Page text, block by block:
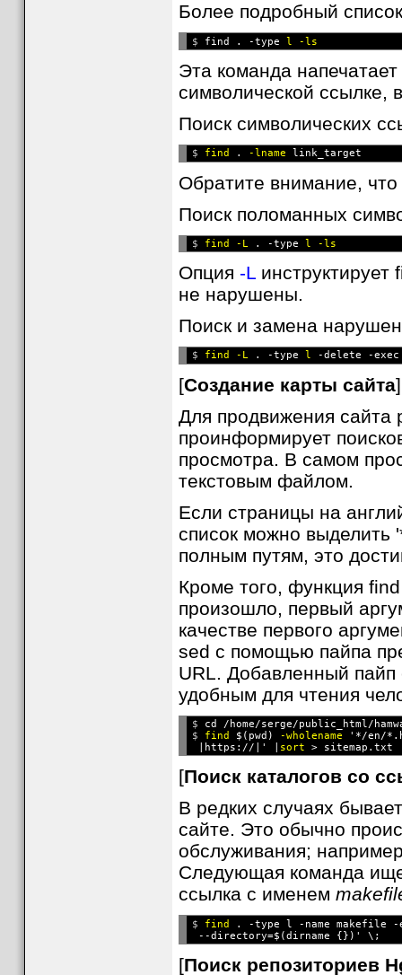
Более подробный
$ find . -type
Эта команда
символической ссылке,
Поиск символических
$ find . -lname
Обратите внимание, что
Поиск поломанных
$ find -L . -type
Опция -L
не нарушены.
Поиск и замена
$ find -L . -type l
[Создание карты сайта]
Для продвижения сайта
проинформирует
просмотра. В самом
текстовым файлом.
Если страницы на
список можно выделить
полным путям, это
Кроме того, функция
произошло, первый
качестве первого
sed с помощью пайпа
URL. Добавленный пайп
удобным для чтения
$ cd /home/serge/public_html/
$ find $(pwd) -wholename
'*/en/
|https://|' | sort
[Поиск каталогов со
В редких случаях
сайте. Это обычно
обслуживания;
Следующая команда
ссылка с именем
$ find
. -type l -name makefile -
[Поиск репозиториев